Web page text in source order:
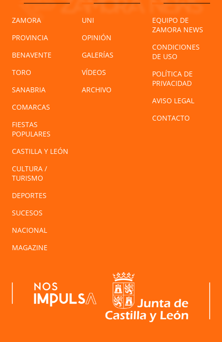
ZAMORA
PROVINCIA
BENAVENTE
TORO
SANABRIA
COMARCAS
FIESTAS
POPULARES
CASTILLA Y LEÓN
CULTURA /
TURISMO
DEPORTES
SUCESOS
NACIONAL
MAGAZINE
UNI
OPINIÓN
GALERÍAS
VÍDEOS
ARCHIVO
EQUIPO DE
ZAMORA NEWS
CONDICIONES
DE USO
POLÍTICA DE
PRIVACIDAD
AVISO LEGAL
CONTACTO